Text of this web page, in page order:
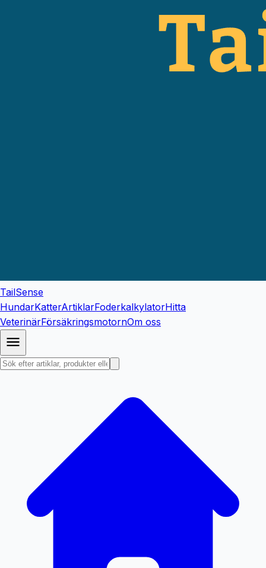
TailSense
HundarKatterArtiklarFoderkalkylatorHitta
VeterinärFörsäkringsmotornOm oss